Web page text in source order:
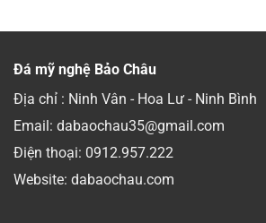
Đá mỹ nghệ Bảo Châu
Địa chỉ : Ninh Vân - Hoa Lư - Ninh Bình
Email: dabaochau35@gmail.com
Điện thoại: 0912.957.222
Website: dabaochau.com